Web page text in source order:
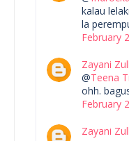
kalau
la
February
Zayani
@Teena
ohh.
February
Zayani